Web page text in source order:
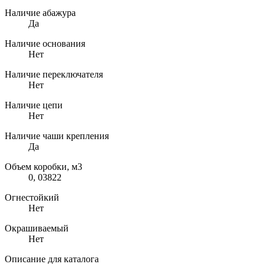
Наличие абажура
Да
Наличие основания
Нет
Наличие переключателя
Нет
Наличие цепи
Нет
Наличие чаши крепления
Да
Объем коробки, м3
0, 03822
Огнестойкий
Нет
Окрашиваемый
Нет
Описание для каталога